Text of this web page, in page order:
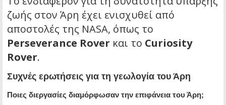
ζωής στον Άρη έχει ενισχυθεί από
αποστολές της NASA, όπως το
Perseverance Rover και το Curiosity
Rover.
Συχνές ερωτήσεις για τη γεωλογία του Άρη
Ποιες διεργασίες διαμόρφωσαν την επιφάνεια του Άρη;